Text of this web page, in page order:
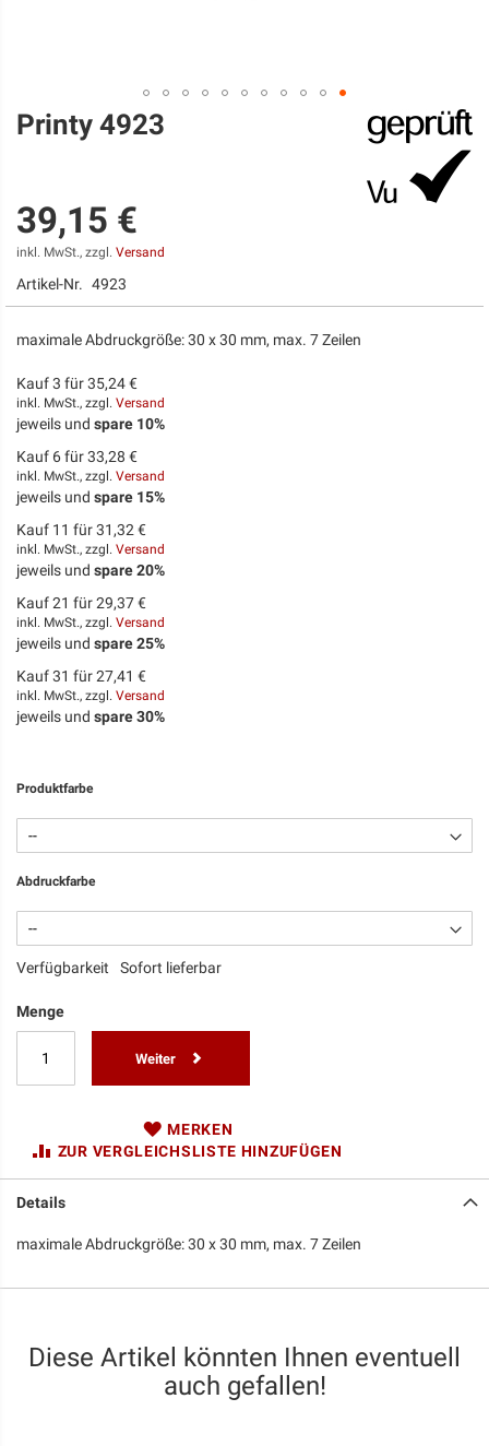
Zum
springen
Printy 4923
39,15 €
inkl. MwSt., zzgl. Versand
Artikel-Nr. 4923
maximale Abdruckgröße: 30 x 30 mm, max. 7 Zeilen
Kauf 3 für35,24 €
inkl. MwSt., zzgl. Versand
jeweils und spare 10%
Kauf 6 für33,28 €
inkl. MwSt., zzgl. Versand
jeweils und spare 15%
Kauf 11 für31,32 €
inkl. MwSt., zzgl. Versand
jeweils und spare20%
Kauf 21 für29,37 €
inkl. MwSt., zzgl. Versand
jeweils und spare25%
Kauf 31 für27,41 €
inkl. MwSt., zzgl. Versand
jeweils und spare30%
Produktfarbe
Abdruckfarbe
Verfügbarkeit Sofort lieferbar
Menge
Weiter
MERKEN
ZUR VERGLEICHSLISTE HINZUFÜGEN
Details
maximale Abdruckgröße: 30 x 30 mm, max. 7 Zeilen
Diese Artikel könnten Ihnen eventuell
auch gefallen!